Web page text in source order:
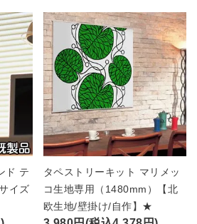
ド テ
イズ
タペストリーキット マリメッ
コ生地専用（1480mm）【北
欧生地/壁掛け/自作】★